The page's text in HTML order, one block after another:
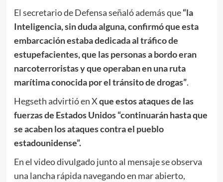
El secretario de Defensa señaló además que“la
Inteligencia, sin duda alguna, confirmó que esta
embarcación estaba dedicada al tráfico de
estupefacientes, que las personas a bordo eran
narcoterroristas y que operaban en una ruta
marítima conocida por el tránsito de drogas”.
Hegseth advirtió en Xque estos ataques de las
fuerzas de Estados Unidos “continuarán hasta que
se acaben los ataques contra el pueblo
estadounidense”.
En el video divulgado junto al mensaje se observa
una lancha rápida navegando en mar abierto,